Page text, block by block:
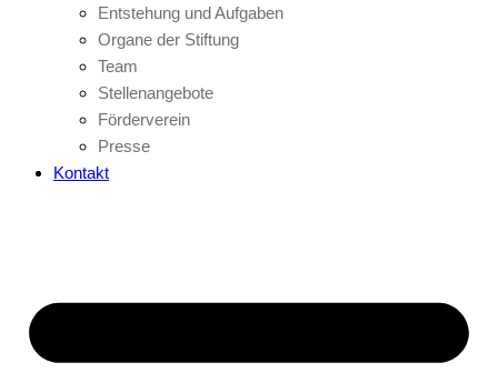
Entstehung und Aufgaben
Organe der Stiftung
Team
Stellenangebote
Förderverein
Presse
Kontakt